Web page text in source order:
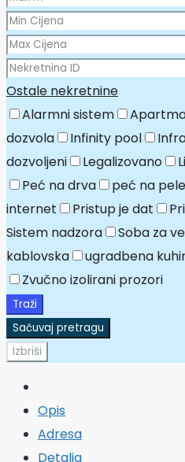
Ostale nekretnine
Alarmni sistem
dozvola
Infinity pool
dozvoljeni
Legalizovano
Peć na drva
peć na
internet
Pristup je dat
Sistem nadzora
Soba za
kablovska
ugradbena
Zvučno izolirani prozori
Traži
Sačuvaj pretragu
Izbriši
Opis
Adresa
Detalja